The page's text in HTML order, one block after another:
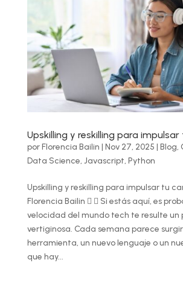
Upskilling y reskilling para
porFlorencia Bailin | Nov 27, 2025 | Blog,
Data Science, Javascript, Python
Upskilling y reskilling para impulsar tu
Florencia Bailin   Si estás aquí, es
velocidad del mundo tech te resulte un
vertiginosa. Cada semana parece
herramienta, un nuevo lenguaje o un
que hay...